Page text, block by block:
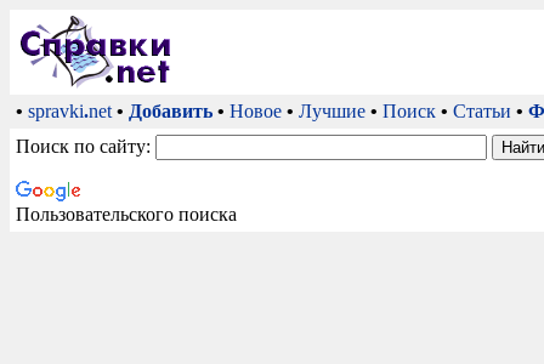
• spravki.net • Добавить • Новое • Лучшие • Поиск • Статьи •
Поиск по сайту:
Пользовательского поиска